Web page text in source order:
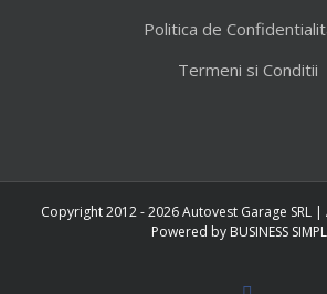
Politica de
Termeni si Conditii
Copyright 2012 - 2026 Autovest Garage SRL |
Powered by BUSINESS